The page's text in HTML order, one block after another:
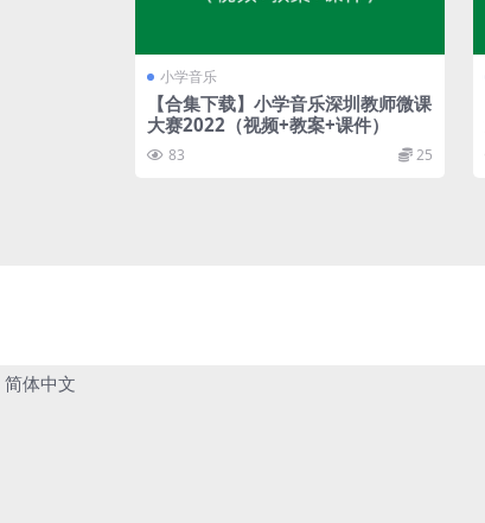
小学音乐
【合集下载】小学音乐深圳教师微课
大赛2022（视频+教案+课件）
83 25